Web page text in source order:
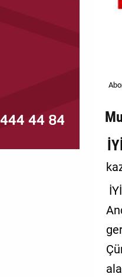
Künye
İletişim